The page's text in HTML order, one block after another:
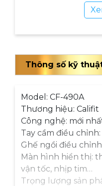
Thông số kỹ
Model: CF-490A
Thương hiệu: Califit
Công nghệ: mới
Tay cầm điều chỉnh:
Ghế ngồi điều
Màn hình hiển thị:
vận tốc, nhịp tim…
Trọng lượng sản